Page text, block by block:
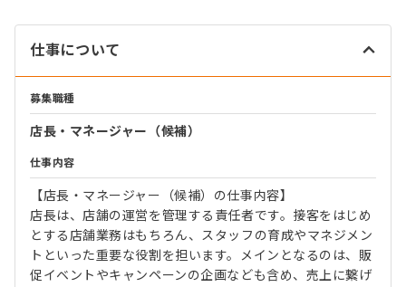
仕事について
募集職種
店長・マネージャー（候補）
仕事内容
【店長・マネージャー（候補）の仕事内容】
店長は、店舗の運営を管理する責任者です。接客をはじめ
とする店舗業務はもちろん、スタッフの育成やマネジメン
トといった重要な役割を担います。メインとなるのは、販
促イベントやキャンペーンの企画なども含め、売上に繋げ